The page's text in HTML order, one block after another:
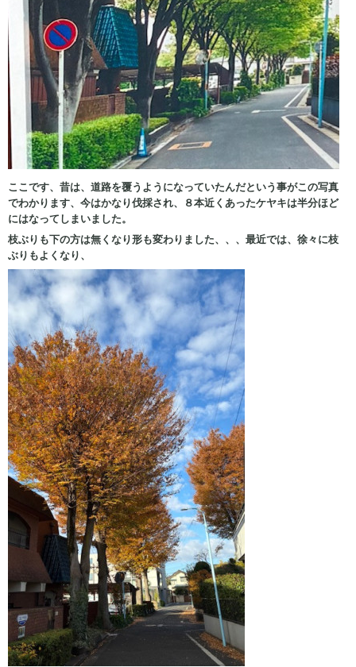
ここです、昔は、道路を覆うようになっていたんだという事がこの写真
でわかります、今はかなり伐採され、８本近くあったケヤキは半分ほど
にはなってしまいました。
枝ぶりも下の方は無くなり形も変わりました、、、最近では、徐々に枝
ぶりもよくなり、